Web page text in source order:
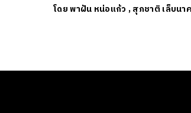
โดยพาฝัน หน่อแก้ว ,สุภชาติ เล็บนาค